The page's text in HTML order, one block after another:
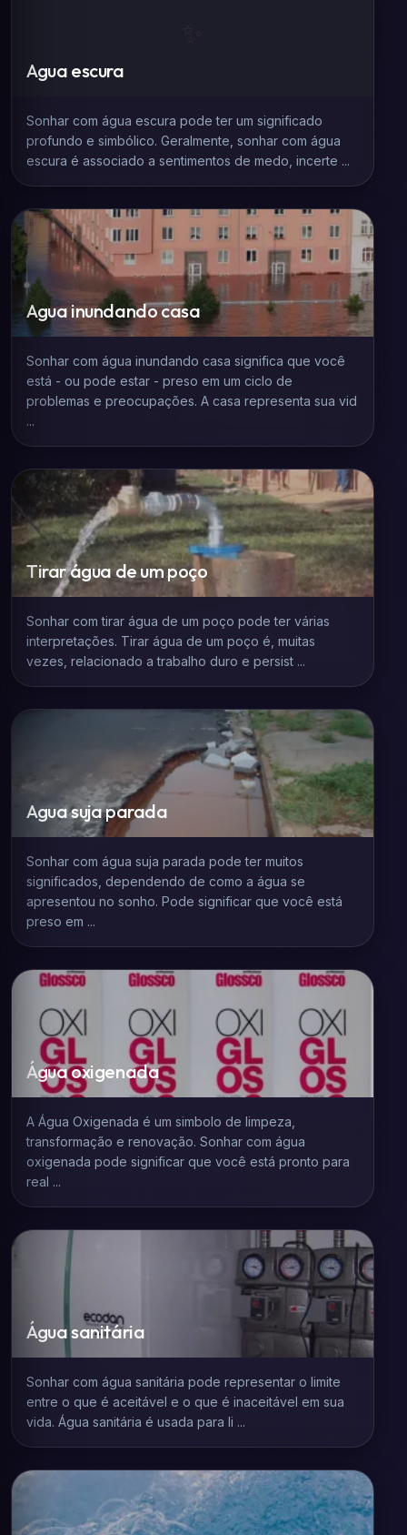
Agua escura
Sonhar com água escura pode ter um significado
profundo e simbólico. Geralmente, sonhar com água
escura é associado a sentimentos de medo, incerte ...
Agua inundando casa
Sonhar com água inundando casa significa que você
está - ou pode estar - preso em um ciclo de
problemas e preocupações. A casa representa sua vid
...
Tirar água de um poço
Sonhar com tirar água de um poço pode ter várias
interpretações. Tirar água de um poço é, muitas
vezes, relacionado a trabalho duro e persist ...
Agua suja parada
Sonhar com água suja parada pode ter muitos
significados, dependendo de como a água se
apresentou no sonho. Pode significar que você está
preso em ...
Água oxigenada
A Água Oxigenada é um simbolo de limpeza,
transformação e renovação. Sonhar com água
oxigenada pode significar que você está pronto para
real ...
Água sanitária
Sonhar com água sanitária pode representar o limite
entre o que é aceitável e o que é inaceitável em sua
vida. Água sanitária é usada para li ...